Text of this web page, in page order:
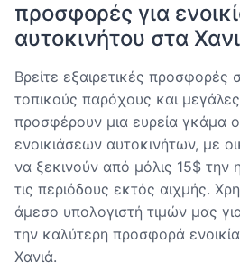
προσφορές για
αυτοκινήτου στα
Βρείτε εξαιρετικές προσφορές
τοπικούς παρόχους και
προσφέρουν μια ευρεία γκάμα
ενοικιάσεων αυτοκινήτων, με
να ξεκινούν από μόλις 15$ την
τις περιόδους εκτός αιχμής.
άμεσο υπολογιστή τιμών μας
την καλύτερη προσφορά
Χανιά.